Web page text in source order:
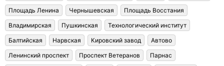
Площадь Ленина
Чернышевская
Площадь Восстания
Владимирская
Пушкинская
Технологический институт
Балтийская
Нарвская Кировский завод
Автово
Ленинский проспект
Проспект Ветеранов
Парнас